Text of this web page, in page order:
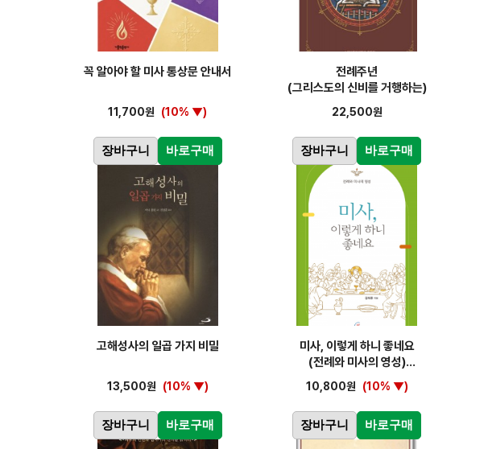
꼭 알아야 할 미사 통상문 안내서
11,700원 (10% ▼)
장바구니 바로구매
전례주년
(그리스도의 신비를 거행하는)
22,500원
장바구니 바로구매
고해성사의 일곱 가지 비밀
13,500원 (10% ▼)
장바구니 바로구매
미사, 이렇게 하니 좋네요
(전례와 미사의 영성)
10,800원 (10% ▼)
장바구니 바로구매